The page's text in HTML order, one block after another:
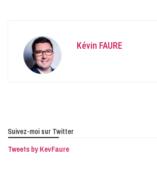
Kévin FAURE
Suivez-moi sur Twitter
Tweets by KevFaure